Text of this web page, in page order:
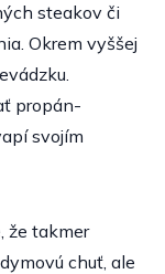
steakov či
Okrem vyššej
propán-
svojím
že takmer
chuť, ale